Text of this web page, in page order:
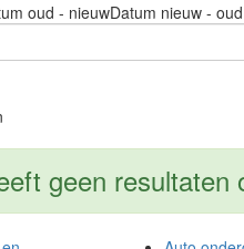
oud - nieuwDatum nieuw - oud
geen resultaten